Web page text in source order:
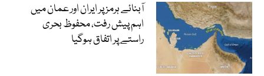
آبنائے ہرمز پر ایران اور عمان میں
اہم پیش رفت، محفوظ بحری
راستے پر اتفاق ہوگیا